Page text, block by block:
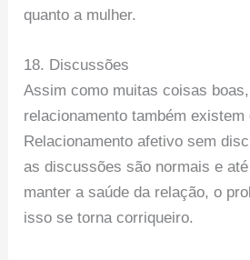
quanto a mulher.
18. Discussões
Assim como muitas coisas
relacionamento também existem
Relacionamento afetivo sem
as discussões são normais e
manter a saúde da relação, o
isso se torna corriqueiro.